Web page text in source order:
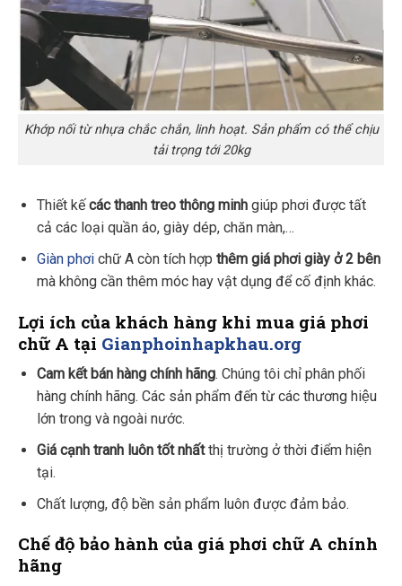
Khớp nối từ nhựa chắc chắn, linh hoạt. Sản phẩm có thể chịu
tải trọng tới 20kg
Thiết kếcác thanh treo thông minhgiúp phơi được tất
cả các loại quần áo, giày dép, chăn màn,…
Giàn phơichữ A còn tích hợp thêm giá phơi giày ở 2 bên
mà không cần thêm móc hay vật dụng để cố định khác.
Lợi ích của khách hàng khi mua giá phơi
chữ A tại Gianphoinhapkhau.org
Cam kết bán hàng chính hãng. Chúng tôi chỉ phân phối
hàng chính hãng. Các sản phẩm đến từ các thương hiệu
lớn trong và ngoài nước.
Giá cạnh tranh luôn tốt nhấtthị trường ở thời điểm hiện
tại.
Chất lượng, độ bền sản phẩm luôn được đảm bảo.
Chế độ bảo hành của giá phơi chữ A chính
hãng